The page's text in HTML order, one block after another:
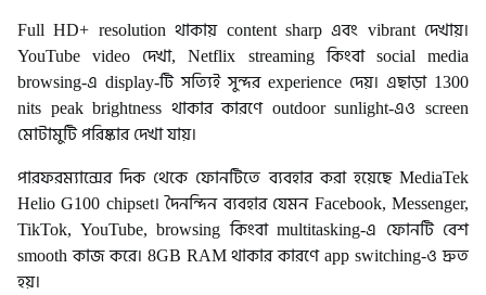
Full HD+ resolution থাকায় content sharp এবং vibrant দেখায়।
YouTube video দেখা, Netflix streaming কিংবা social media
browsing-এ display-টি সত্যিই সুন্দর experience দেয়। এছাড়া 1300
nits peak brightness থাকার কারণে outdoor sunlight-এও screen
মোটামুটি পরিষ্কার দেখা যায়।
পারফরম্যান্সের দিক থেকে ফোনটিতে ব্যবহার করা হয়েছে MediaTek
Helio G100 chipset। দৈনন্দিন ব্যবহার যেমন Facebook, Messenger,
TikTok, YouTube, browsing কিংবা multitasking-এ ফোনটি বেশ
smooth কাজ করে। 8GB RAM থাকার কারণে app switching-ও দ্রুত
হয়।